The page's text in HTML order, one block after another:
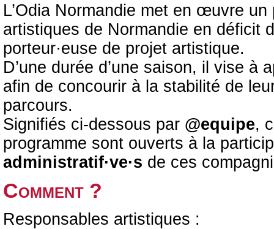
L’Odia Normandie met en œuvre
artistiques de Normandie en déficit
porteur·euse de projet artistique.
D’une durée d’une saison, il vise
afin de concourir à la stabilité de
parcours.
Signifiés ci-dessous par @equipe,
programme sont ouverts à la
administratif·ve·s de ces
Comment ?
Responsables artistiques :